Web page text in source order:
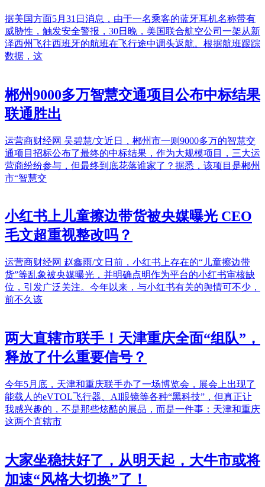
据美国方面5月31日消息，由于一名乘客的蓝牙耳机名称带有
威胁性，触发安全警报，30日晚，美国联合航空公司一架从新
泽西州飞往西班牙的航班在飞行途中调头返航。根据航班跟踪
数据，这
郴州9000多万智慧交通项目公布中标结果
联通胜出
运营商财经网 吴碧慧/文近日，郴州市一则9000多万的智慧交
通项目招标公布了最终的中标结果，作为大规模项目，三大运
营商纷纷参与，但最终到底花落谁家了？据悉，该项目是郴州
市“智慧交
小红书上儿童擦边带货被央媒曝光 CEO
毛文超重视整改吗？
运营商财经网 赵鑫雨/文日前，小红书上存在的“儿童擦边带
货”等乱象被央媒曝光，并明确点明作为平台的小红书审核缺
位，引发广泛关注。今年以来，与小红书有关的舆情可不少，
前不久该
两大直辖市联手！天津重庆全面“组队”，
释放了什么重要信号？
今年5月底，天津和重庆联手办了一场博览会，展会上出现了
能载人的eVTOL飞行器、AI眼镜等各种“黑科技”，但真正让
我感兴趣的，不是那些炫酷的展品，而是一件事：天津和重庆
这两个直辖市
大家坐稳扶好了，从明天起，大牛市或将
加速“风格大切换”了！